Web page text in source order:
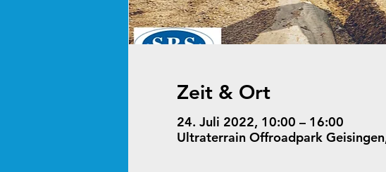
Zeit & Ort
24. Juli 2022, 10:00 – 16:00
Ultraterrain Offroadpark